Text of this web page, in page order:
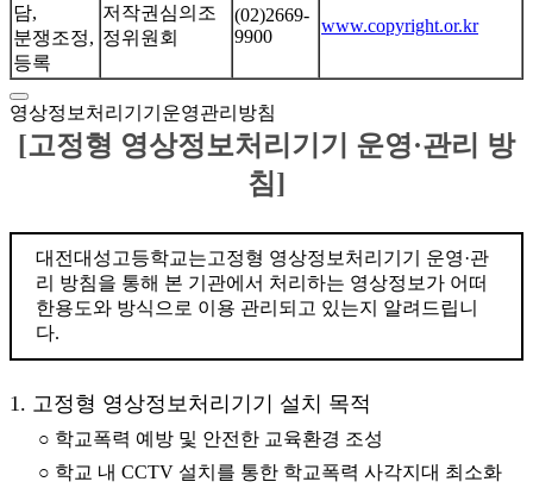
담,
분쟁조정,
등록
저작권심의조
정위원회
(02)2669-
9900
www.copyright.or.kr
영상정보처리기기운영관리방침
[고정형 영상정보처리기기 운영·관리 방
침]
대전대성고등학교는고정형 영상정보처리기기 운영·관
리 방침을 통해 본 기관에서 처리하는 영상정보가 어떠
한용도와 방식으로 이용 관리되고 있는지 알려드립니
다.
1. 고정형 영상정보처리기기 설치 목적
○ 학교폭력 예방 및 안전한 교육환경 조성
○ 학교 내 CCTV 설치를 통한 학교폭력 사각지대 최소화